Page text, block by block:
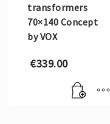
transformers
70×140 Concept
by VOX
€339.00